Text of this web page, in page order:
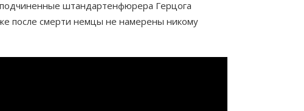
штандартенфюрера Герцога
после смерти немцы не намерены никому